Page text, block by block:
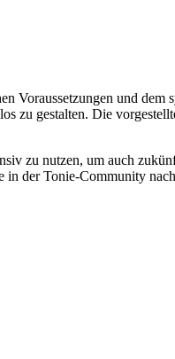
Voraussetzungen und dem
zu gestalten. Die
zu nutzen, um auch
in der Tonie-Community